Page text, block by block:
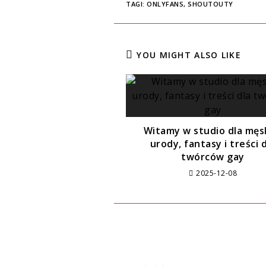
TAGI: ONLYFANS, SHOUTOUTY
YOU MIGHT ALSO LIKE
Witamy w studio dla
urody, fantasy i treści
twórców gay
2025-12-08